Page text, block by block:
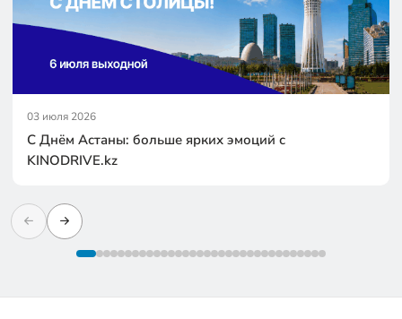
03 июля 2026
С Днём Астаны: больше ярких эмоций с
KINODRIVE.kz